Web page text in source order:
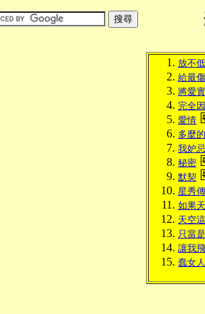
放不低
給最
將愛
完全
愛情
多麼
我妒忌
秘密
默契
星秀
如果
天空
只當
讓我飛
蠢女人